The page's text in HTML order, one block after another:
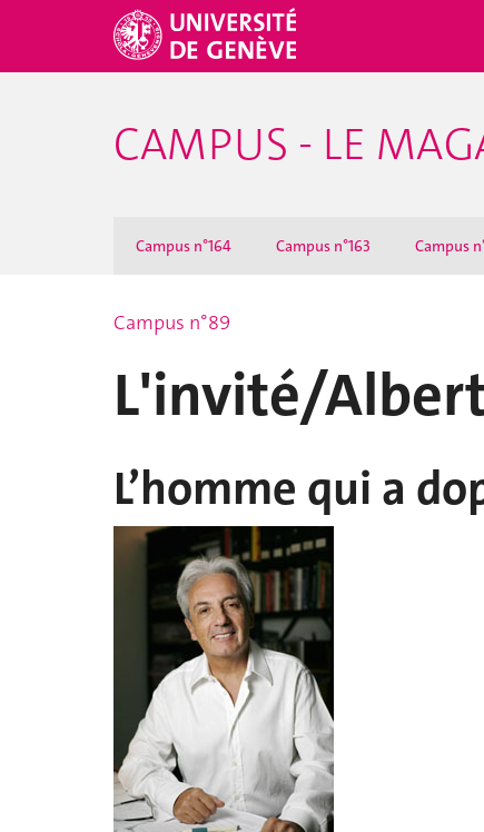
CAMPUS - LE
Campus n°164 Campus n°163 Campus
Campus n°89
L'invité/
L’homme qui a